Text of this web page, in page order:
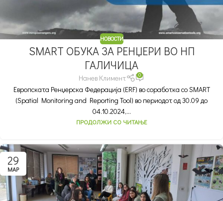
НОВОСТИ
SMART ОБУКА ЗА РЕНЏЕРИ ВО НП
ГАЛИЧИЦА
Нанев Климент 0
Европската Ренџерска Федерација (ERF) во соработка со SMART
(Spatial Monitoring and Reporting Tool) во периодот од 30.09 до
04.10.2024,...
ПРОДОЛЖИ СО ЧИТАЊЕ
29
МАР